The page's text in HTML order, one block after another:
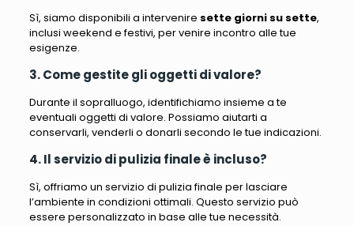
Sì, siamo disponibili a intervenire sette giorni su sette,
inclusi weekend e festivi, per venire incontro alle tue
esigenze.
3. Come gestite gli oggetti di valore?
Durante il sopralluogo, identifichiamo insieme a te
eventuali oggetti di valore. Possiamo aiutarti a
conservarli, venderli o donarli secondo le tue indicazioni.
4. Il servizio di pulizia finale è incluso?
Sì, offriamo un servizio di pulizia finale per lasciare
l’ambiente in condizioni ottimali. Questo servizio può
essere personalizzato in base alle tue necessità.